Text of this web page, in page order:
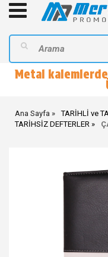
Metal
Ana Sayfa TARİHLİ ve
TARİHSİZ DEFTERLER